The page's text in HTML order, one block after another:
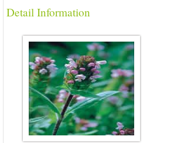
Detail Information